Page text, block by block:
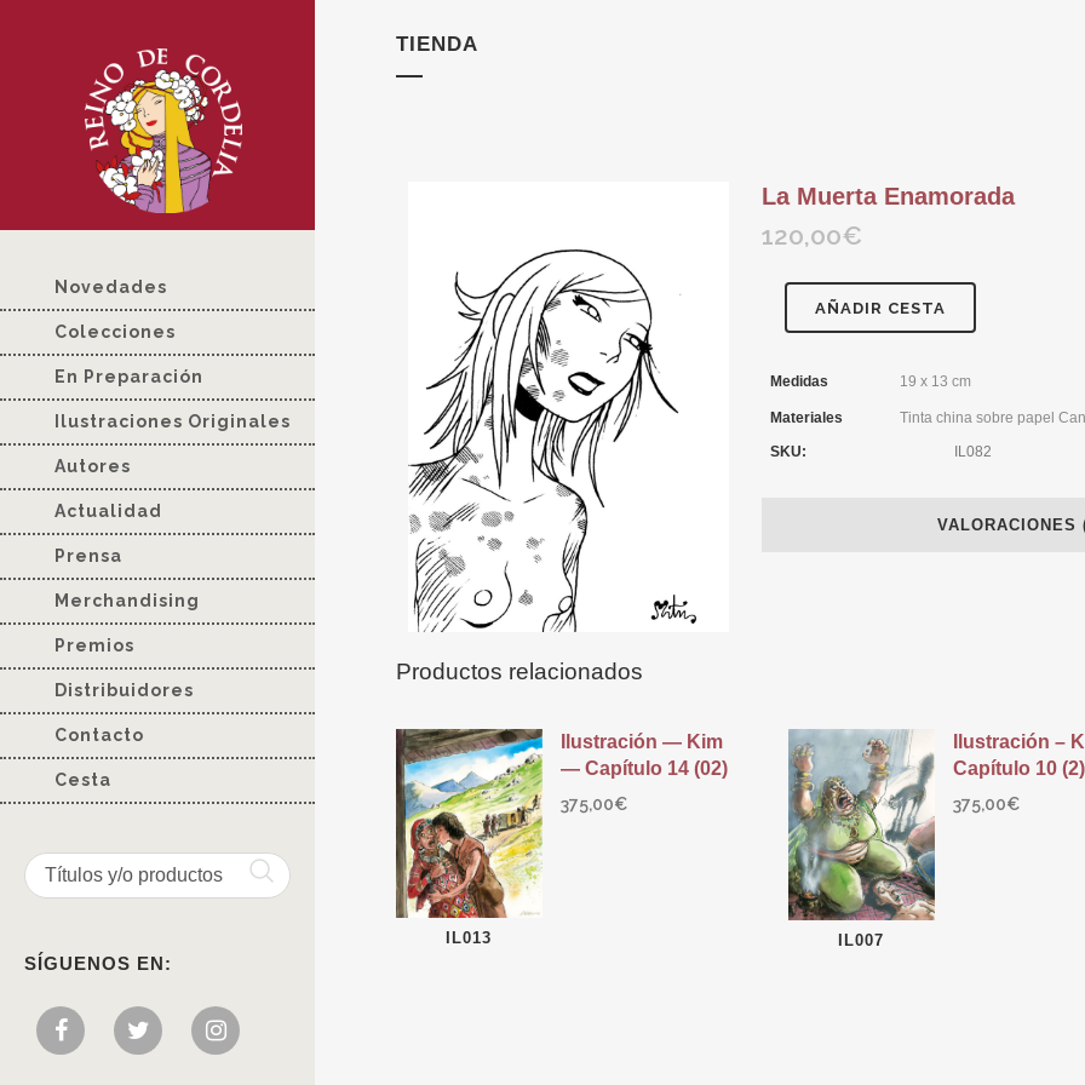
Novedades
Colecciones
En Preparación
Ilustraciones Originales
Autores
Actualidad
Prensa
Merchandising
Premios
Distribuidores
Contacto
Cesta
SÍGUENOS EN:
TIENDA
La Muerta Enamorada
120,00€
AÑADIR CESTA
Medidas 19 x 13 cm
Materiales
Tinta china sobre papel
SKU:
IL082
VALORACIONES
Productos relacionados
IL013
Ilustración — Kim
— Capítulo 14 (02)
375,00€
IL007
Ilustración –
Capítulo 10 (2)
375,00€